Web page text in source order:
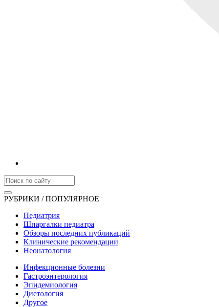
РУБРИКИ / ПОПУЛЯРНОЕ
Педиатрия
Шпаргалки педиатра
Обзоры последних публикаций
Клинические рекомендации
Неонатология
Инфекционные болезни
Гастроэнтерология
Эпидемиология
Диетология
Другое